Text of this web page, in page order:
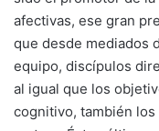
afectivas, ese gran
que desde mediados
equipo, discípulos
al igual que los
cognitivo, también